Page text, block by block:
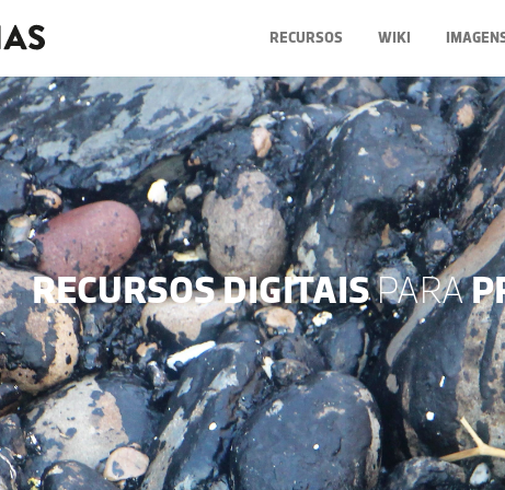
RECURSOS WIKI
RECURSOS DIGITAISPARA